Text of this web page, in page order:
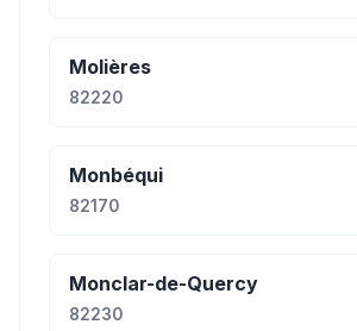
Molières
82220
Monbéqui
82170
Monclar-de-Quercy
82230